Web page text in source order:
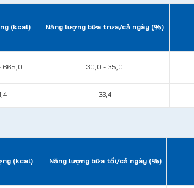
(kcal) Năng lượng bữa trưa/cả ngày (%)
665,0 30,0 - 35,0
33,4
(kcal) Năng lượng bữa tối/cả ngày (%)